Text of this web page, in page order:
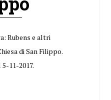
Rubens e altri
di San Filippo.
11-2017.